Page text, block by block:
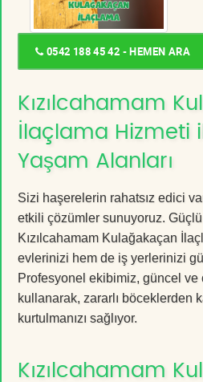
0542 188 45 42 - HEMEN ARA
Kızılcahamam
İlaçlama Hizmeti
Yaşam Alanları
Sizi haşerelerin rahatsız edici
etkili çözümler sunuyoruz.
Kızılcahamam Kulağakaçan
evlerinizi hem de iş yerlerinizi
Profesyonel ekibimiz, güncel ve
kullanarak, zararlı böceklerden
kurtulmanızı sağlıyor.
Kızılcahamam